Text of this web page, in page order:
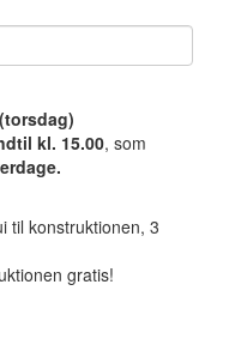
kl. 15.00, som
til konstruktionen, 3
gratis!